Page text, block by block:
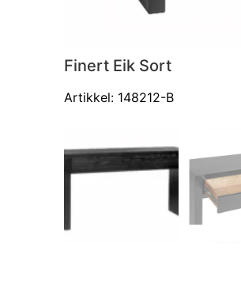
Finert Eik Sort
Artikkel: 148212-B